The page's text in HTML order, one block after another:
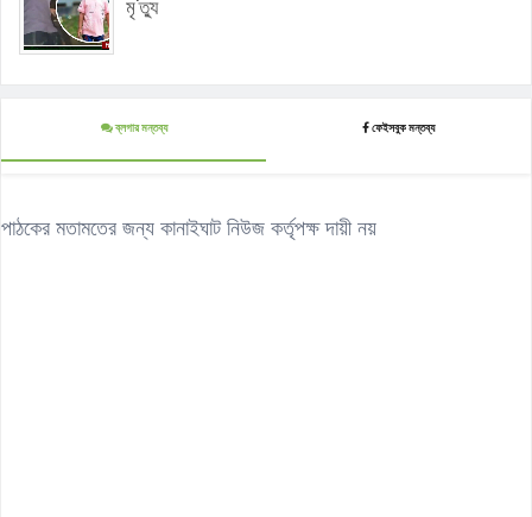
মৃ'ত্যু
ব্লগার মন্তব্য ফেইসবুক মন্তব্য
পাঠকের মতামতের জন্য কানাইঘাট নিউজ কর্তৃপক্ষ দায়ী নয়